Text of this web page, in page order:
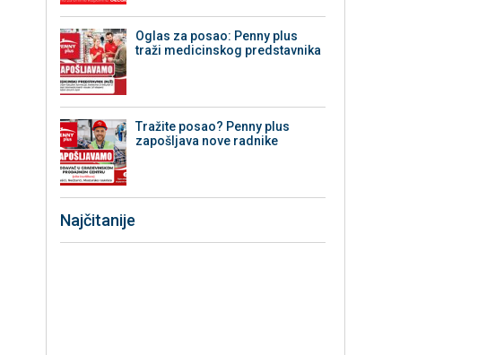
Oglas za posao: Penny plus
traži medicinskog predstavnika
Tražite posao? Penny plus
zapošljava nove radnike
Najčitanije